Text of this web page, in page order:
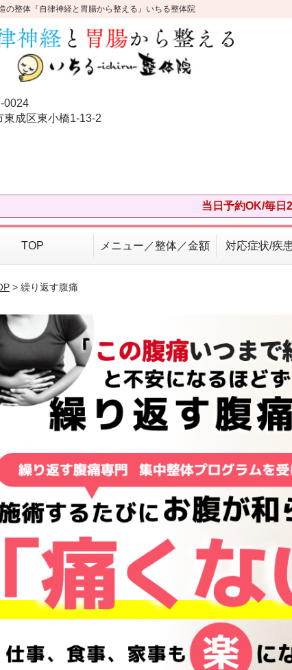
の整体『自律神経と胃腸から整える』いちる整体院
0024
東成区東小橋1-13-2
当日予約OK/毎日
TOP メニュー／整体／金額 対応症状/疾
> 繰り返す腹痛